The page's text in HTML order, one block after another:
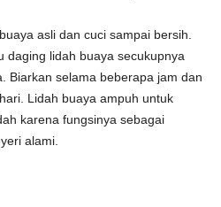
asli dan cuci sampai bersih.
daging lidah buaya secukupnya
Biarkan selama beberapa jam dan
Lidah buaya ampuh untuk
karena fungsinya sebagai
alami.